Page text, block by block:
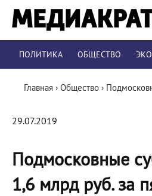
ПОЛИТИКА ОБЩЕСТВО
Главная › Общество ›
29.07.2019
Подмосковные
1,6 млрд руб. за